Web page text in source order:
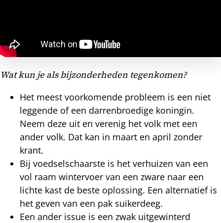
Wat kun je als bijzonderheden tegenkomen?
Het meest voorkomende probleem is een niet
leggende of een darrenbroedige koningin.
Neem deze uit en verenig het volk met een
ander volk. Dat kan in maart en april zonder
krant.
Bij voedselschaarste is het verhuizen van een
vol raam wintervoer van een zware naar een
lichte kast de beste oplossing. Een alternatief is
het geven van een pak suikerdeeg.
Een ander issue is een zwak uitgewinterd